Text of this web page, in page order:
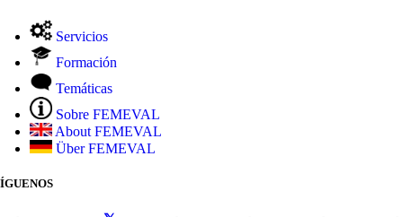
Servicios
Formación
Temáticas
Sobre FEMEVAL
About FEMEVAL
Über FEMEVAL